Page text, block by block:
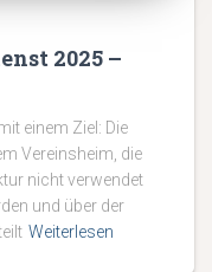
2025 –
einem Ziel: Die
Vereinsheim, die
nicht verwendet
und über der
Weiterlesen